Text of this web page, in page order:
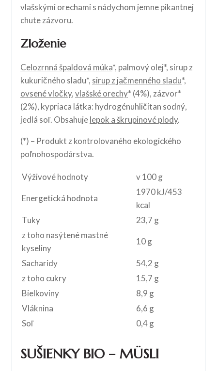
vlašskými orechami s nádychom jemne pikantnej
chute zázvoru.
Zloženie
Celozrnná špaldová múka*, palmový olej*, sirup z
kukuričného sladu*, sirup z jačmenného sladu*,
ovsené vločky,vlašské orechy* (4%), zázvor*
(2%), kypriaca látka: hydrogénuhličitan sodný,
jedlá soľ. Obsahujelepok a škrupinové plody.
(*) – Produkt z kontrolovaného ekologického
poľnohospodárstva.
Výživové hodnoty v 100 g
Energetická hodnota
1970 kJ/453
kcal
Tuky
23,7 g
z toho nasýtené mastné
kyseliny
10 g
Sacharidy
54,2 g
z toho cukry
15,7 g
Bielkoviny
8,9 g
Vláknina
6,6 g
Soľ
0,4 g
SUŠIENKY BIO – MÜSLI